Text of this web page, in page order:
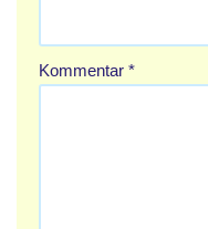
Kommentar *